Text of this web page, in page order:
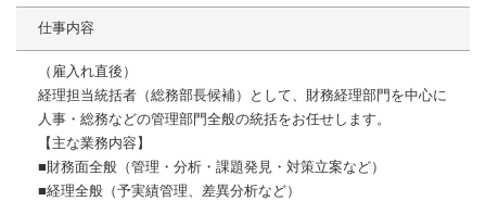
仕事内容
（雇入れ直後）
経理担当統括者（総務部長候補）として、財務経理部門を中心に
人事・総務などの管理部門全般の統括をお任せします。
【主な業務内容】
■財務面全般（管理・分析・課題発見・対策立案など）
■経理全般（予実績管理、差異分析など）